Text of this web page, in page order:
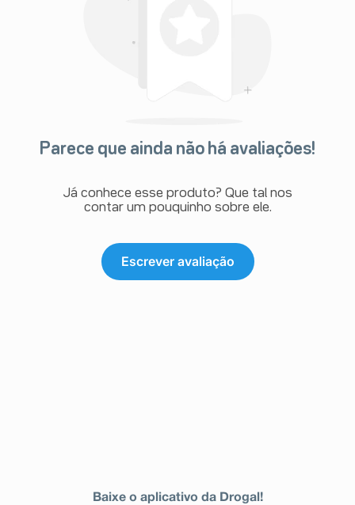
Parece que ainda não há avaliações!
Já conhece esse produto? Que tal nos
contar um pouquinho sobre ele.
Escrever avaliação
Baixe o aplicativo da Drogal!